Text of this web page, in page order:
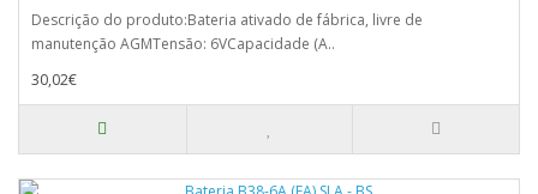
Descrição do produto:Bateria ativado de fábrica, livre de
manutenção AGMTensão: 6VCapacidade (A..
30,02€